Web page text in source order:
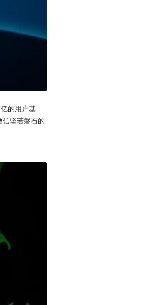
的用户基
信坚若磐石的